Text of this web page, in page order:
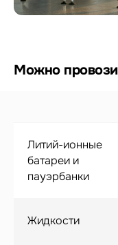
Можно
Литий-ионные
батареи и
пауэрбанки
Жидкости